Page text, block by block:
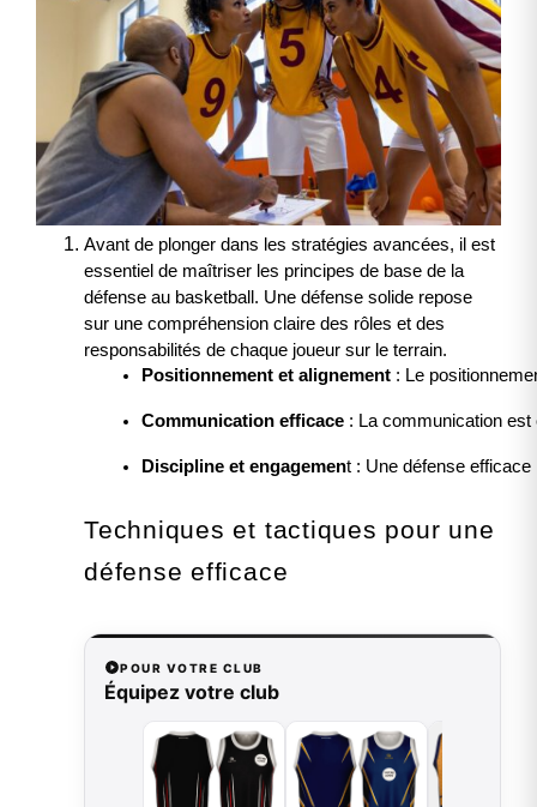
Avant de plonger dans les stratégies avancées, il est
essentiel de maîtriser les principes de base de la
défense au basketball. Une défense solide repose
sur une compréhension claire des rôles et des
responsabilités de chaque joueur sur le terrain.
Positionnement et alignement : Le
Communication efficace : La communication
Discipline et engagement : Une défense
Techniques et tactiques pour une
défense efficace
POUR VOTRE CLUB
Équipez votre club